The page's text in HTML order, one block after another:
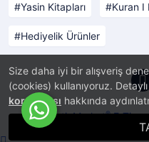
Size daha iyi bir alışveriş
(cookies) kullanıyoruz.
korunması hakkında
Yasin Kitapları Kuran I
Hediyelik Ürünler
PlatinMarket®E-